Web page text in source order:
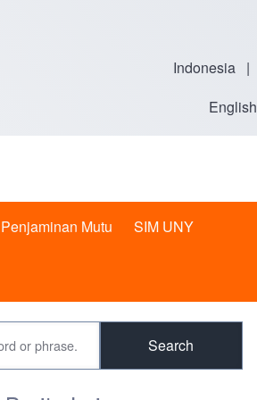
Indonesia |
English
Penjaminan Mutu SIM UNY